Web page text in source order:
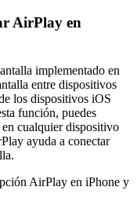
AirPlay en
implementado en
entre dispositivos
los dispositivos iOS
función, puedes
cualquier dispositivo
ayuda a conectar
AirPlay en iPhone y